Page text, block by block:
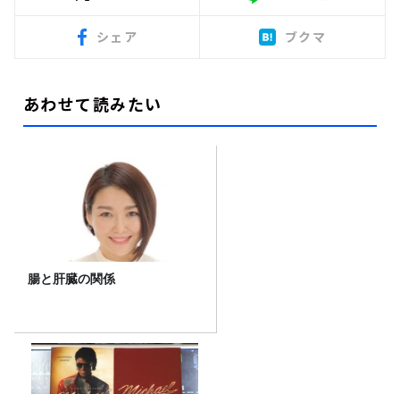
シェア ブクマ
あわせて読みたい
腸と肝臓の関係